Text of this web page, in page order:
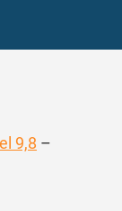
9,8 –